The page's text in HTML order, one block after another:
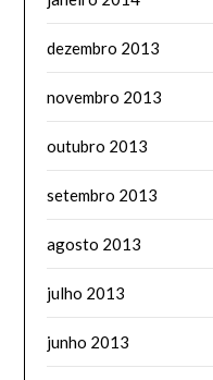
dezembro 2013
novembro 2013
outubro 2013
setembro 2013
agosto 2013
julho 2013
junho 2013